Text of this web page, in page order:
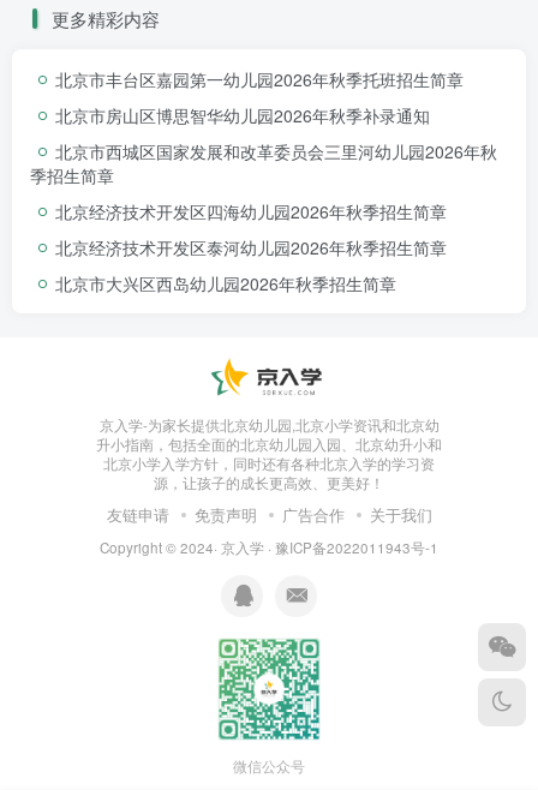
更多精彩内容
北京市丰台区嘉园第一幼儿园2026年秋季托班招生简章
北京市房山区博思智华幼儿园2026年秋季补录通知
北京市西城区国家发展和改革委员会三里河幼儿园2026年秋
季招生简章
北京经济技术开发区四海幼儿园2026年秋季招生简章
北京经济技术开发区泰河幼儿园2026年秋季招生简章
北京市大兴区西岛幼儿园2026年秋季招生简章
京入学-为家长提供北京幼儿园,北京小学资讯和北京幼
升小指南，包括全面的北京幼儿园入园、北京幼升小和
北京小学入学方针，同时还有各种北京入学的学习资
源，让孩子的成长更高效、更美好！
友链申请 免责声明 广告合作 关于我们
Copyright © 2024· 京入学 · 豫ICP备2022011943号-1
微信公众号